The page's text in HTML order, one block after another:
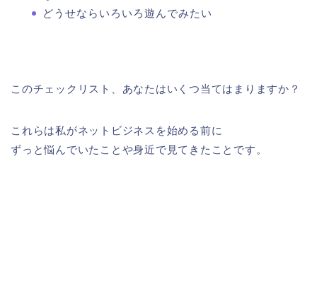
どうせならいろいろ遊んでみたい
このチェックリスト、あなたはいくつ当てはまりますか？
これらは私がネットビジネスを始める前に
ずっと悩んでいたことや身近で見てきたことです。